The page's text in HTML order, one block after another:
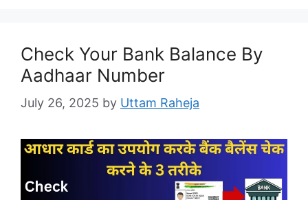
Check Your Bank Balance By
Aadhaar Number
July 26, 2025 by Uttam Raheja